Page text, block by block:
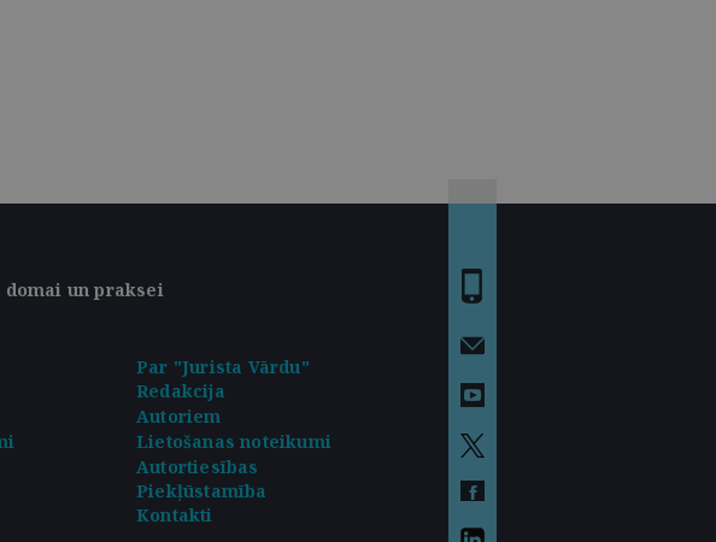
un praksei
Par "Jurista Vārdu"
Redakcija
Autoriem
Lietošanas noteikumi
Autortiesības
Piekļūstamība
Kontakti